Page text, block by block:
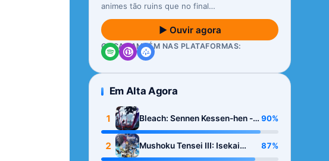
animes tão ruins que no final…
▶ Ouvir agora
OUÇA TAMBÉM NAS PLATAFORMAS:
Em Alta Agora
1
Bleach: Sennen Kessen-hen -
Kashin-tan
90%
2
Mushoku Tensei III: Isekai
Ittara Honki Dasu
87%